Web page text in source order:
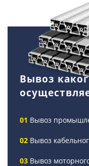
Вывоз
Вывоз
Вывоз
Вывоз